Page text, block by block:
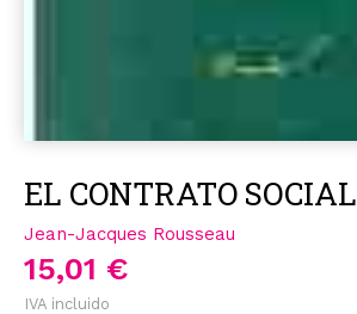
EL CONTRATO SOCIAL
Jean-Jacques Rousseau
15,01 €
IVA incluido